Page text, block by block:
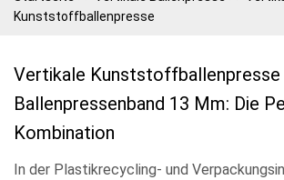
Kunststoffballenpresse
Vertikale Kunststoffballenpresse
Ballenpressenband 13 Mm: Die
Kombination
In der Plastikrecycling- und